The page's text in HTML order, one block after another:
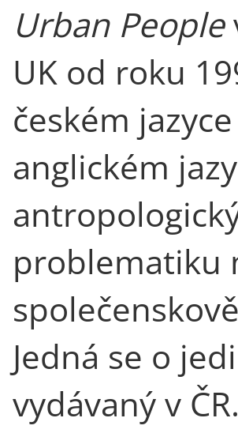
Urban People
UK od roku
českém
anglickém
problematiku
Jedná se o
vydávaný v ČR.